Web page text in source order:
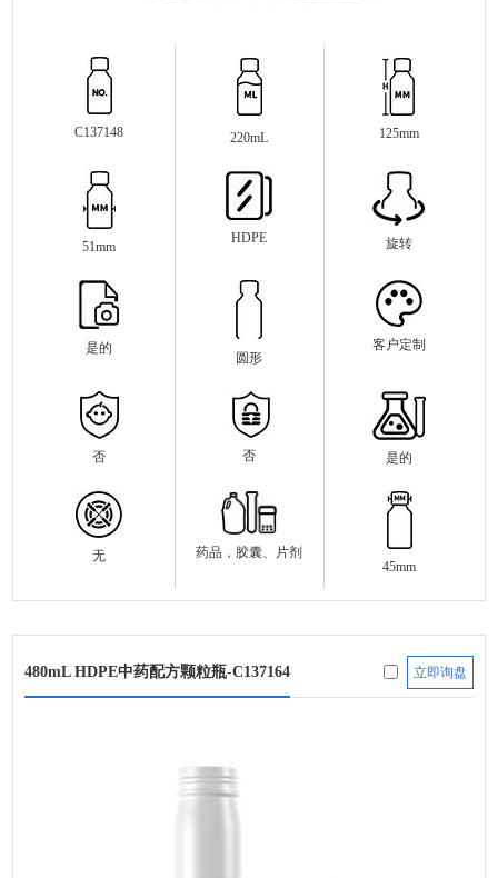
C137148 220mL 125mm
51mm
HDPE 旋转
是的
圆形
客户定制
否 否 是的
无
药品，胶囊、片剂
45mm
480mL HDPE中药配方颗粒瓶-C137164 立即询盘